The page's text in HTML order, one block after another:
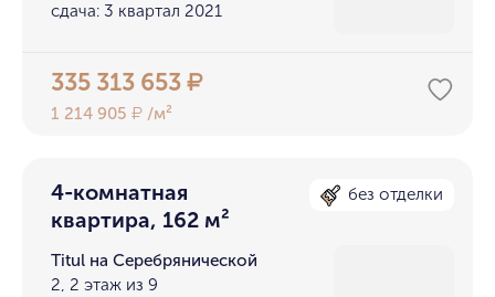
сдача: 3 квартал 2021
335 313 653₽
1 214 905₽ /м²
4-комнатная
квартира, 162 м²
без отделки
Titul на Серебрянической
2, 2 этаж из 9